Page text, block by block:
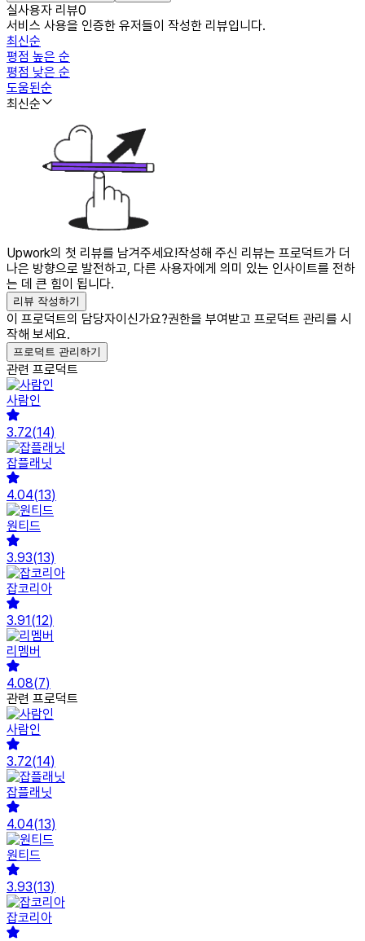
실사용자 리뷰0
서비스 사용을 인증한 유저들이 작성한 리뷰입니다.
최신순
평점 높은 순
평점 낮은 순
도움된순
최신순
Upwork의 첫 리뷰를 남겨주세요!작성해 주신 리뷰는 프로덕트가 더
나은 방향으로 발전하고, 다른 사용자에게 의미 있는 인사이트를 전하
는 데 큰 힘이 됩니다.
리뷰 작성하기
이 프로덕트의 담당자이신가요?권한을 부여받고 프로덕트 관리를 시
작해 보세요.
프로덕트 관리하기
관련 프로덕트
사람인
3.72(14)
잡플래닛
4.04(13)
원티드
3.93(13)
잡코리아
3.91(12)
리멤버
4.08(7)
관련 프로덕트
사람인
3.72(14)
잡플래닛
4.04(13)
원티드
3.93(13)
잡코리아